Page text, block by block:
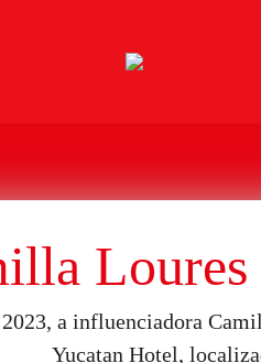
a influenciadora
Yucatan Hotel,